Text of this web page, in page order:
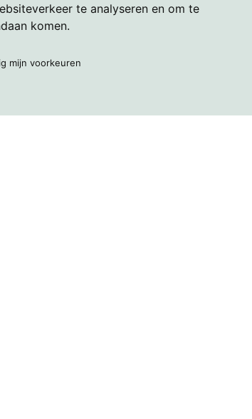
te analyseren en om te
komen.
mijn voorkeuren